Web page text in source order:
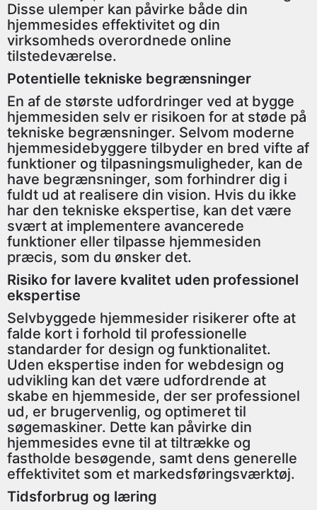
Disse ulemper kan påvirke både din
hjemmesides effektivitet og din
virksomheds overordnede online
tilstedeværelse.
Potentielle tekniske begrænsninger
En af de største udfordringer ved at bygge
hjemmesiden selv er risikoen for at støde på
tekniske begrænsninger. Selvom moderne
hjemmesidebyggere tilbyder en bred vifte af
funktioner og tilpasningsmuligheder, kan de
have begrænsninger, som forhindrer dig i
fuldt ud at realisere din vision. Hvis du ikke
har den tekniske ekspertise, kan det være
svært at implementere avancerede
funktioner eller tilpasse hjemmesiden
præcis, som du ønsker det.
Risiko for lavere kvalitet uden professionel
ekspertise
Selvbyggede hjemmesider risikerer ofte at
falde kort i forhold til professionelle
standarder for design og funktionalitet.
Uden ekspertise inden for webdesign og
udvikling kan det være udfordrende at
skabe en hjemmeside, der ser professionel
ud, er brugervenlig, og optimeret til
søgemaskiner. Dette kan påvirke din
hjemmesides evne til at tiltrække og
fastholde besøgende, samt dens generelle
effektivitet som et markedsføringsværktøj.
Tidsforbrug og læring